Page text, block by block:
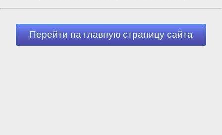
и Евразия|Коронавирус в России|Отказ от
Перейти на главную страницу сайта